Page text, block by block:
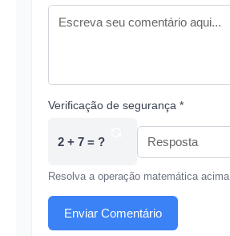
Verificação de segurança *
2 + 7 = ?
Resolva a operação matemática acima
Enviar Comentário